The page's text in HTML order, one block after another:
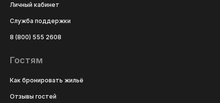
Личный кабинет
Служба поддержки
8 (800) 555 2608
Гостям
Как бронировать жильё
Отзывы гостей